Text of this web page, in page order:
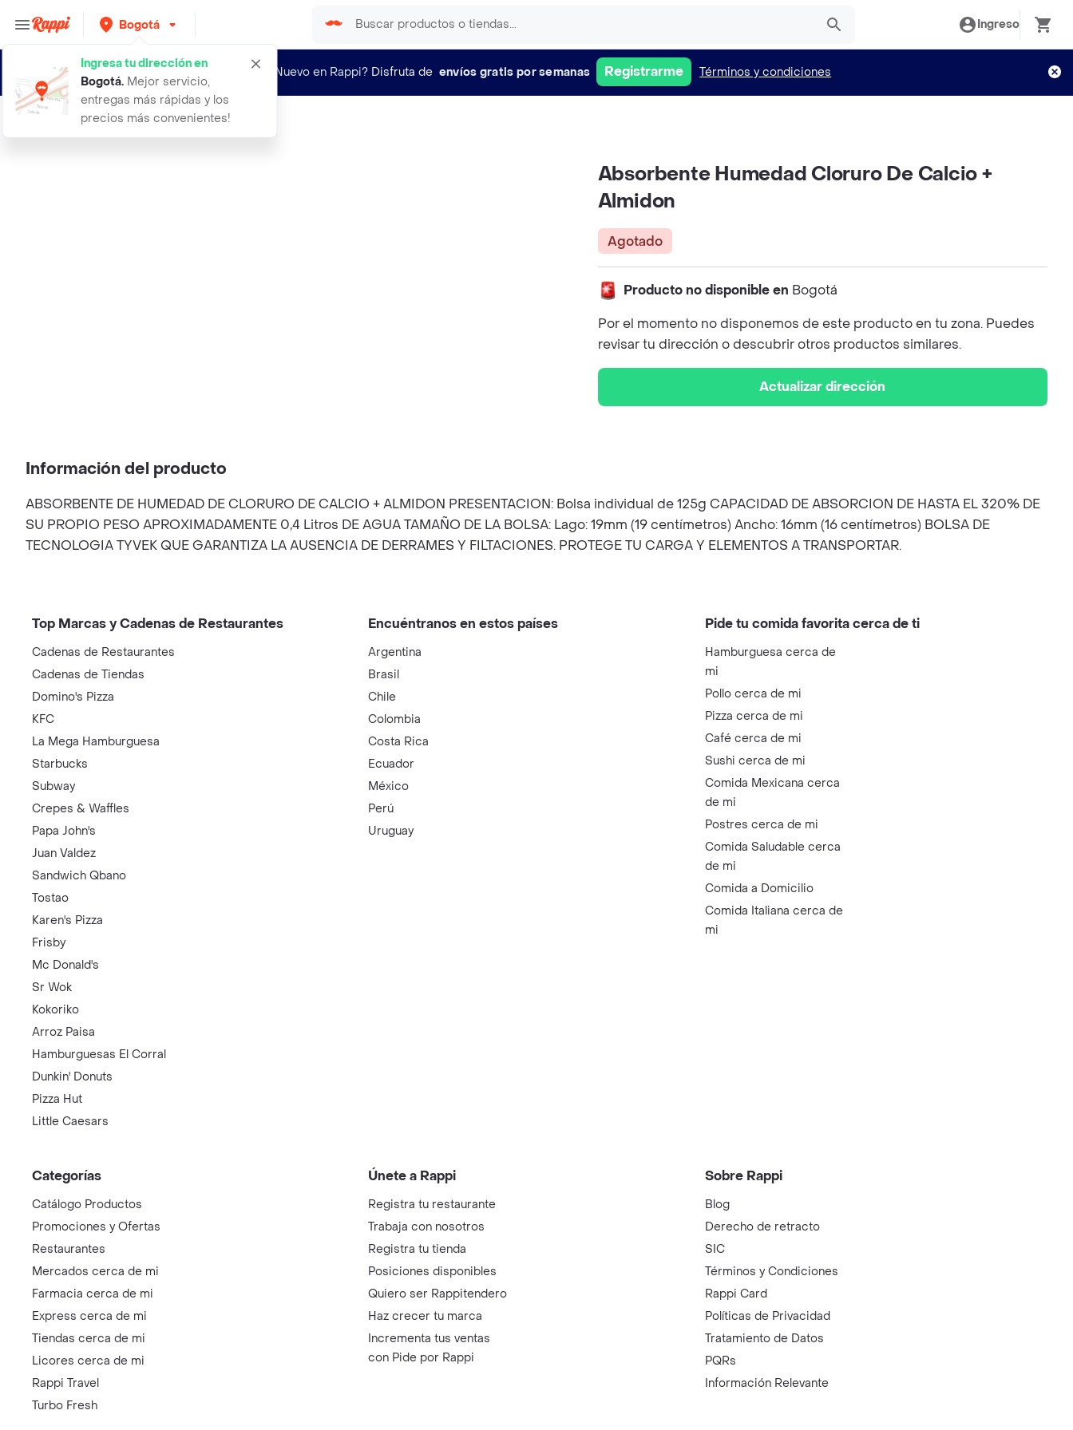
Bogotá
Ingresa tu dirección en
Bogotá. Mejor servicio,
entregas más rápidas y los
precios más convenientes!
Ingreso
¿Nuevo en Rappi? Disfruta de envíos gratis por semanas Registrarme Términos y condiciones
absorbente humedad cloruro de calci
Absorbente Humedad Cloruro De Calcio +
Almidon
Agotado
Producto no disponible en Bogotá
Por el momento no disponemos de este producto en tu zona. Puedes
revisar tu dirección o descubrir otros productos similares.
Actualizar dirección
Información del producto
ABSORBENTE DE HUMEDAD DE CLORURO DE CALCIO + ALMIDON PRESENTACION: Bolsa individual de 125g CAPACIDAD DE ABSORCION DE HASTA EL 320% DE
SU PROPIO PESO APROXIMADAMENTE 0,4 Litros DE AGUA TAMAÑO DE LA BOLSA: Lago: 19mm (19 centímetros) Ancho: 16mm (16 centímetros) BOLSA DE
TECNOLOGIA TYVEK QUE GARANTIZA LA AUSENCIA DE DERRAMES Y FILTACIONES. PROTEGE TU CARGA Y ELEMENTOS A TRANSPORTAR.
Top Marcas y Cadenas de Restaurantes
Cadenas de Restaurantes
Cadenas de Tiendas
Domino's Pizza
KFC
La Mega Hamburguesa
Starbucks
Subway
Crepes & Waffles
Papa John's
Juan Valdez
Sandwich Qbano
Tostao
Karen's Pizza
Frisby
Mc Donald's
Sr Wok
Kokoriko
Arroz Paisa
Hamburguesas El Corral
Dunkin' Donuts
Pizza Hut
Little Caesars
Encuéntranos en estos países
Argentina
Brasil
Chile
Colombia
Costa Rica
Ecuador
México
Perú
Uruguay
Pide tu comida favorita cerca de ti
Hamburguesa cerca de
mi
Pollo cerca de mi
Pizza cerca de mi
Café cerca de mi
Sushi cerca de mi
Comida Mexicana cerca
de mi
Postres cerca de mi
Comida Saludable cerca
de mi
Comida a Domicilio
Comida Italiana cerca de
mi
Categorías
Catálogo Productos
Promociones y Ofertas
Restaurantes
Mercados cerca de mi
Farmacia cerca de mi
Express cerca de mi
Tiendas cerca de mi
Licores cerca de mi
Rappi Travel
Turbo Fresh
Únete a Rappi
Registra tu restaurante
Trabaja con nosotros
Registra tu tienda
Posiciones disponibles
Quiero ser Rappitendero
Haz crecer tu marca
Incrementa tus ventas
con Pide por Rappi
Sobre Rappi
Blog
Derecho de retracto
SIC
Términos y Condiciones
Rappi Card
Políticas de Privacidad
Tratamiento de Datos
PQRs
Información Relevante